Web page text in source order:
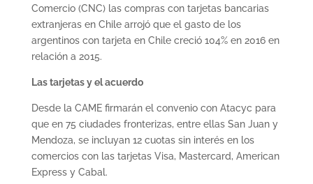
Comercio (CNC) las compras con tarjetas bancarias
extranjeras en Chile arrojó que el gasto de los
argentinos con tarjeta en Chile creció 104% en 2016 en
relación a 2015.
Las tarjetas y el acuerdo
Desde la CAME firmarán el convenio con Atacyc para
que en 75 ciudades fronterizas, entre ellas San Juan y
Mendoza, se incluyan 12 cuotas sin interés en los
comercios con las tarjetas Visa, Mastercard, American
Express y Cabal.